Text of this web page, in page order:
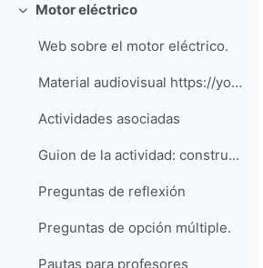
Colapsar
Motor eléctrico
Web sobre el motor eléctrico.
Material audiovisual https://youtu.be/RC1w90F...
Actividades asociadas
Guion de la actividad: construye tu propio motor eléctrico
Preguntas de reflexión
Preguntas de opción múltiple.
Pautas para profesores